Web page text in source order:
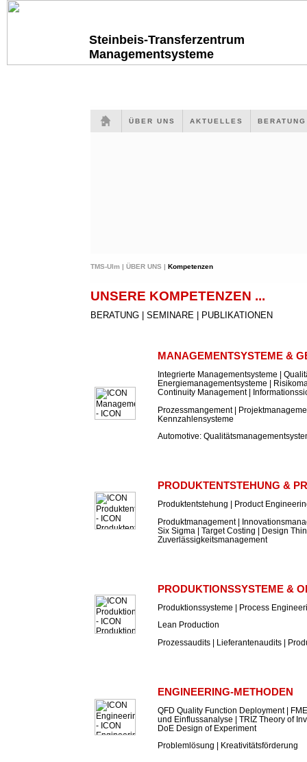
Steinbeis-Transferzentrum
Managementsysteme
ÜBER UNS AKTUELLES
TMS-Ulm | ÜBER UNS | Kompetenzen
UNSERE KOMPETENZEN ...
BERATUNG | SEMINARE | PUBLIKATIONEN
MANAGEMENTSYSTEME &
Integrierte Managementsysteme |
Energiemanagementsysteme |
Continuity Management |
Prozessmangement |
Kennzahlensysteme
Automotive:
PRODUKTENTSTEHUNG &
Produktentstehung | Product
Produktmanagement |
Six Sigma | Target Costing | Design
Zuverlässigkeitsmanagement
PRODUKTIONSSYSTEME &
Produktionssysteme | Process
Lean Production
Prozessaudits | Lieferantenaudits |
ENGINEERING-METHODEN
QFD Quality Function Deployment |
und Einflussanalyse | TRIZ Theory of
DoE Design of Experiment
Problemlösung | Kreativitätsförderung